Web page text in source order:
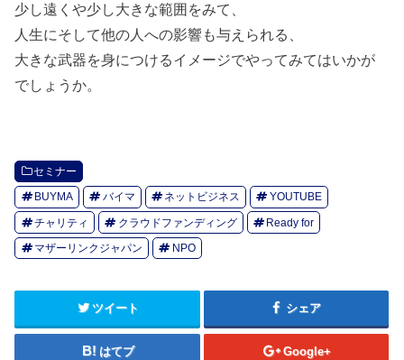
少し遠くや少し大きな範囲をみて、
人生にそして他の人への影響も与えられる、
大きな武器を身につけるイメージでやってみてはいかが
でしょうか。
セミナー
BUYMA バイマ ネットビジネス YOUTUBE
チャリティ クラウドファンディング Ready for
マザーリンクジャパン NPO
ツイート シェア
はてブ Google+